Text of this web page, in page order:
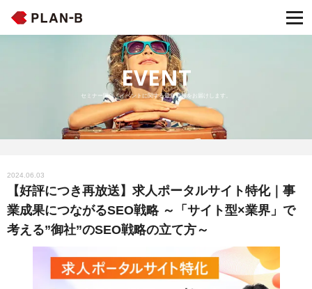
EVENT
セミナー開催・イベントに関する最新情報をお届けします。
2024.06.03
【好評につき再放送】求人ポータルサイト特化｜事
業成果につながるSEO戦略 ～「サイト型×業界」で
考える”御社”のSEO戦略の立て方～